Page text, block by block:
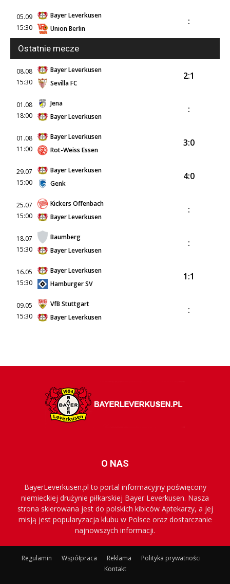
05.09
15:30
Bayer Leverkusen
Union Berlin
:
Ostatnie mecze
08.08
15:30
Bayer Leverkusen
Sevilla FC
2:1
01.08
18:00
Jena
Bayer Leverkusen
:
01.08
11:00
Bayer Leverkusen
Rot-Weiss Essen
3:0
29.07
15:00
Bayer Leverkusen
Genk
4:0
25.07
15:00
Kickers Offenbach
Bayer Leverkusen
:
18.07
15:30
Baumberg
Bayer Leverkusen
:
16.05
15:30
Bayer Leverkusen
Hamburger SV
1:1
09.05
15:30
VfB Stuttgart
Bayer Leverkusen
:
O NAS
BayerLeverkusen.pl to portal informacyjny poświęcony
niemieckiej drużynie piłkarskiej Bayer Leverkusen. Nasza
strona skierowana jest do polskich kibiców Aptekarzy, a jej
misją jest popularyzacja klubu w Polsce oraz dostarczanie
najnowszych informacji.
Regulamin Współpraca Reklama
Polityka prywatności
Kontakt